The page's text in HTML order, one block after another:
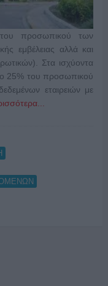
προσωπικού των
εμβέλειας αλλά και
Στα ισχύοντα
25% του προσωπικού
εταιρειών με